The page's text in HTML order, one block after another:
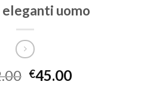
eleganti uomo
€45.00